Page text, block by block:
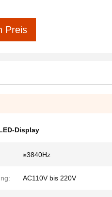
Preis
Display
≥3840Hz
AC110V bis 220V